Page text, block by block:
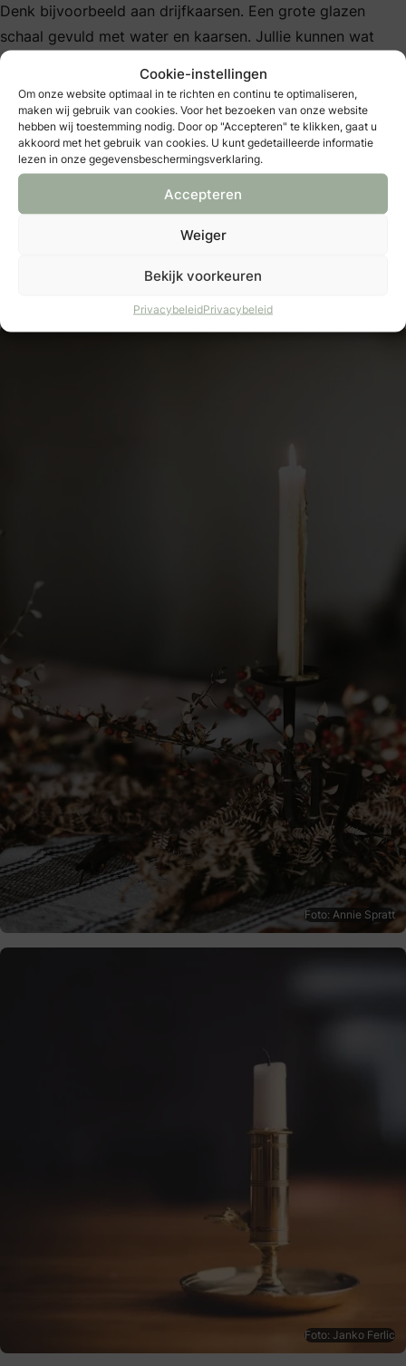
Cookie-instellingen
Om onze website optimaal in te richten en continu te optimaliseren,
maken wij gebruik van cookies. Voor het bezoeken van onze website
hebben wij toestemming nodig. Door op "Accepteren" te klikken, gaat u
akkoord met het gebruik van cookies. U kunt gedetailleerde informatie
lezen in onze gegevensbeschermingsverklaring.
Accepteren
Weiger
Bekijk voorkeuren
PrivacybeleidPrivacybeleid
Denk bijvoorbeeld aan drijfkaarsen. Een grote glazen
schaal gevuld met water en kaarsen. Jullie kunnen wat
dennenblaadjes of cranberries toevoegen om het een echt
kunstwerk te maken.
Een veel gemaakte keuze door bruidsparen zijn pilaren en
kandelaren. Door te spelen met verschillende hoogtes van
kaarsen en kandelaren creëer je dynamiek op je feesttafel.
En dan de kandelaren zelf. Goud straalt warmte en rijkdom
uit, perfect voor een luxe winterbruiloft. Zilver
dan weer erg modern.
Foto: Annie Spratt
Foto: Janko Ferlic